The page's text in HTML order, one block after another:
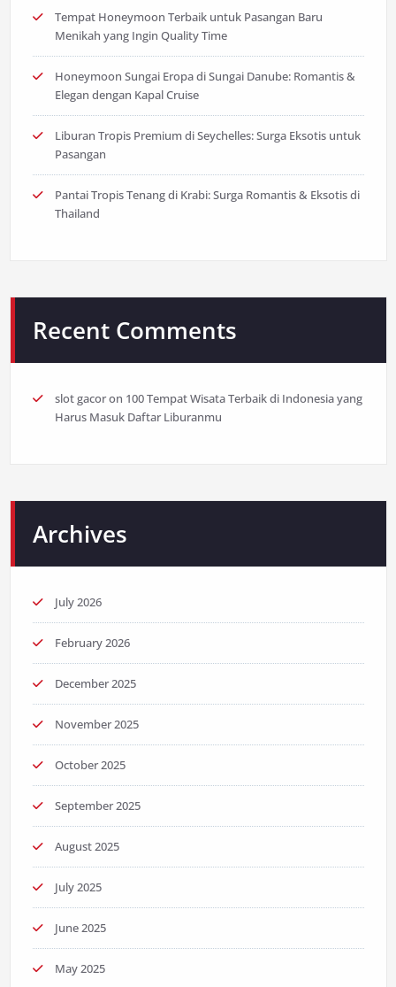
Tempat Honeymoon Terbaik untuk Pasangan Baru
Menikah yang Ingin Quality Time
Honeymoon Sungai Eropa di Sungai Danube: Romantis &
Elegan dengan Kapal Cruise
Liburan Tropis Premium di Seychelles: Surga Eksotis untuk
Pasangan
Pantai Tropis Tenang di Krabi: Surga Romantis & Eksotis di
Thailand
Recent Comments
slot gacoron 100 Tempat Wisata Terbaik di Indonesia yang
Harus Masuk Daftar Liburanmu
Archives
July 2026
February 2026
December 2025
November 2025
October 2025
September 2025
August 2025
July 2025
June 2025
May 2025